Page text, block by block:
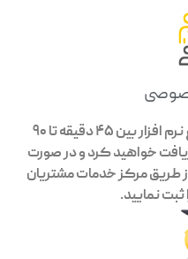
پس از خرید نرم افزار بسته به نوع نرم افزار بین 45 دقیقه تا 90
خواهید کرد و در صورت
طریق مرکز خدمات مشتریان
نمایید.